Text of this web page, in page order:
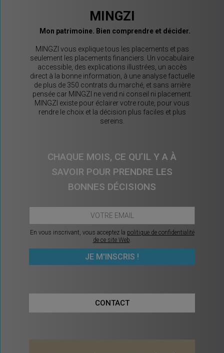
MINGZI
Mon patrimoine. Bien comprendre et décider.
MINGZI vous explique tous les placements et pas
seulement les placements financiers. Un vocabulaire
accessible, des explications illustrées, un accès
direct à la bonne information, à une analyse factuelle
de plus de 350 contrats du marché, et sans arrière
pensée car MINGZI ne vend ni conseil ni placement.
MINGZI existe pour éclairer votre route, pour vous
rendre le choix et la décision plus faciles et plus
sereins.
CHAQUE MOIS, CE QU’IL Y A À
SAVOIR POUR PRENDRE LES
BONNES DÉCISIONS
En vous inscrivant, vous acceptez la politique de confidentialité
de ce site Web.
CONTACT